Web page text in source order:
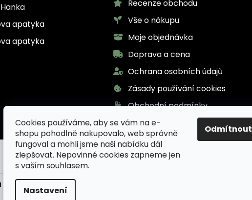
Cookies používáme, aby se vám na e-
shopu pohodlně nakupovalo, web správně
fungoval a mohli jsme naši nabídku dál
zlepšovat. Nepovinné cookies zapneme jen
s vaším souhlasem.
Nastavení
Odmítnout
apatyka
apatyka
Recenze obchodu
Vše o nákupu
Moje objednávka
Doprava a cena
Ochrana osobních údajů
Zásady používání cookies
Obchodní podmínky
a Bylinář Karel pro zdraví